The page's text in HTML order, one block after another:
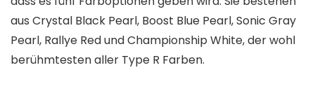
aus Crystal Black Pearl, Boost Blue Pearl, Sonic Gray
Pearl, Rallye Red und Championship White, der wohl
berühmtesten aller Type R Farben.